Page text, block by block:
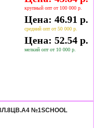
крупный опт от 100 000 р.
Цена: 46.91 р.
средний опт от 50 000 р.
Цена: 52.54 р.
мелкий опт от 10 000 р.
№1SCHOOL